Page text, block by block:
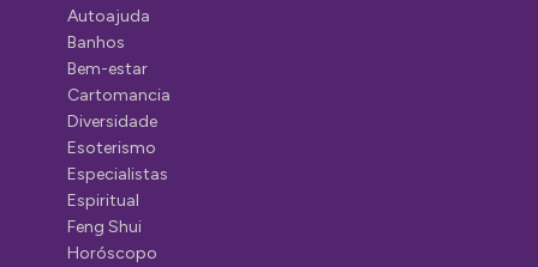
Autoajuda
Banhos
Bem-estar
Cartomancia
Diversidade
Esoterismo
Especialistas
Espiritual
Feng Shui
Horóscopo